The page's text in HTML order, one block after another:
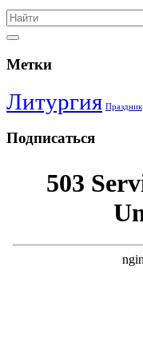
Метки
Литургия Праздник
Подписаться